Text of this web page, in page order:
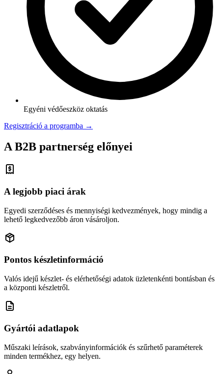
Egyéni védőeszköz oktatás
Regisztráció a programba →
A B2B partnerség előnyei
A legjobb piaci árak
Egyedi szerződéses és mennyiségi kedvezmények, hogy mindig a
lehető legkedvezőbb áron vásároljon.
Pontos készletinformáció
Valós idejű készlet- és elérhetőségi adatok üzletenkénti bontásban és
a központi készletről.
Gyártói adatlapok
Műszaki leírások, szabványinformációk és szűrhető paraméterek
minden termékhez, egy helyen.